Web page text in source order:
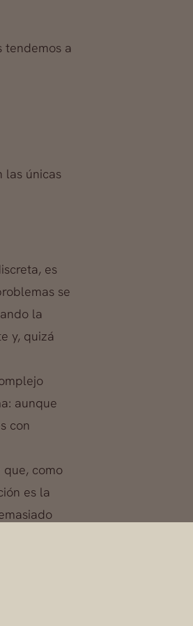
tendemos a
las únicas
es
se
la
y, quizá
aunque
con
que, como
es la